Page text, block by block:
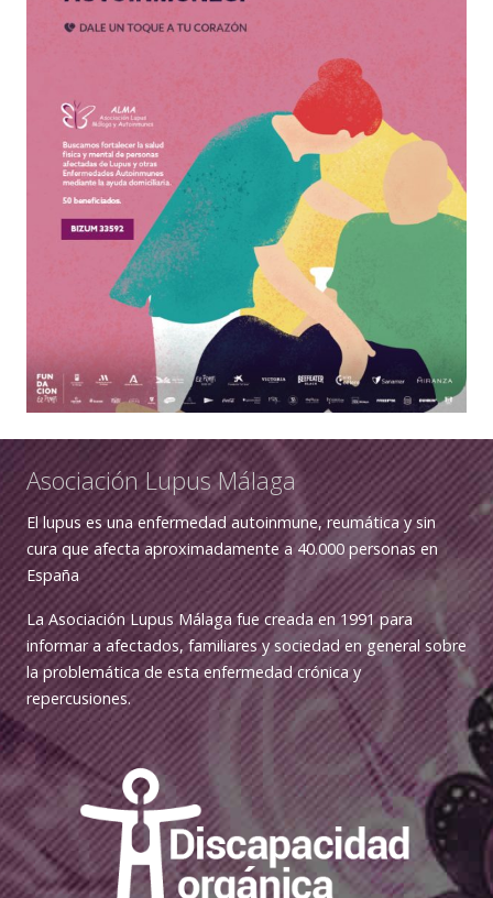
Asociación Lupus Málaga
El lupus es una enfermedad autoinmune, reumática y sin
cura que afecta aproximadamente a 40.000 personas en
España
La Asociación Lupus Málaga fue creada en 1991 para
informar a afectados, familiares y sociedad en general sobre
la problemática de esta enfermedad crónica y
repercusiones.